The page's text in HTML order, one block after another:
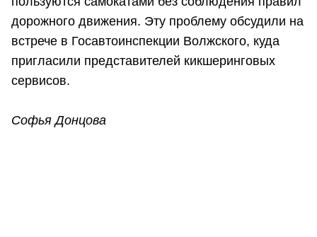
дорожного движения. Эту проблему обсудили на
встрече в Госавтоинспекции Волжского, куда
пригласили представителей кикшеринговых
сервисов.
Софья Донцова